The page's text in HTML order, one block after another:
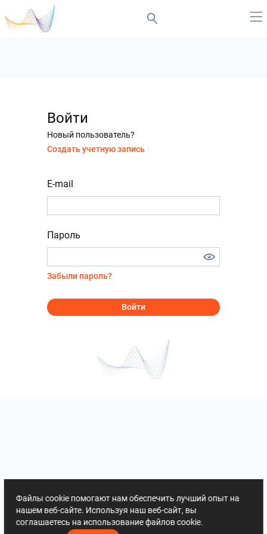
Войти
Новый пользователь?
Создать учетную запись
E-mail
Пароль
Забыли пароль?
Войти
Файлы cookie помогают нам обеспечить лучший опыт на
нашем веб-сайте. Используя наш веб-сайт, вы
соглашаетесь на использование файлов cookie.